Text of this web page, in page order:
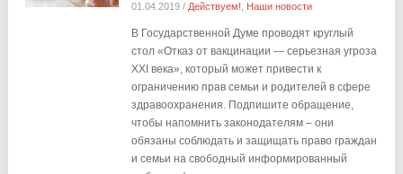
01.04.2019/ Действуем! Наши новости
В Государственной Думе проводят круглый
стол «Отказ от вакцинации — серьезная угроза
XXI века», который может привести к
ограничению прав семьи и родителей в сфере
здравоохранения. Подпишите обращение,
чтобы напомнить законодателям – они
обязаны соблюдать и защищать право граждан
и семьи на свободный информированный